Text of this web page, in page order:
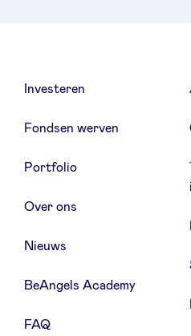
nl fr
Investeren
Fondsen werven
Portfolio
Over ons
Nieuws
BeAngels Academy
FAQ